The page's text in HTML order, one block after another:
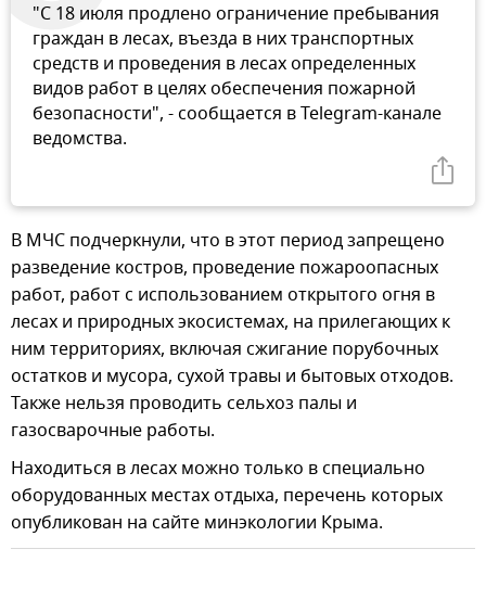
"С 18 июля продлено ограничение пребывания
граждан в лесах, въезда в них транспортных
средств и проведения в лесах определенных
видов работ в целях обеспечения пожарной
безопасности", - сообщается в Telegram-канале
ведомства.
В МЧС подчеркнули, что в этот период запрещено
разведение костров, проведение пожароопасных
работ, работ с использованием открытого огня в
лесах и природных экосистемах, на прилегающих к
ним территориях, включая сжигание порубочных
остатков и мусора, сухой травы и бытовых отходов.
Также нельзя проводить сельхоз палы и
газосварочные работы.
Находиться в лесах можно только в специально
оборудованных местах отдыха, перечень которых
опубликован на сайте минэкологии Крыма.